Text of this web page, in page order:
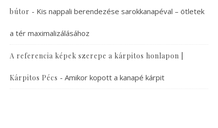
bútor - Kis nappali berendezése sarokkanapéval – ötletek
a tér maximalizálásához
A referencia képek szerepe a kárpitos honlapon |
Kárpitos Pécs - Amikor kopott a kanapé kárpit